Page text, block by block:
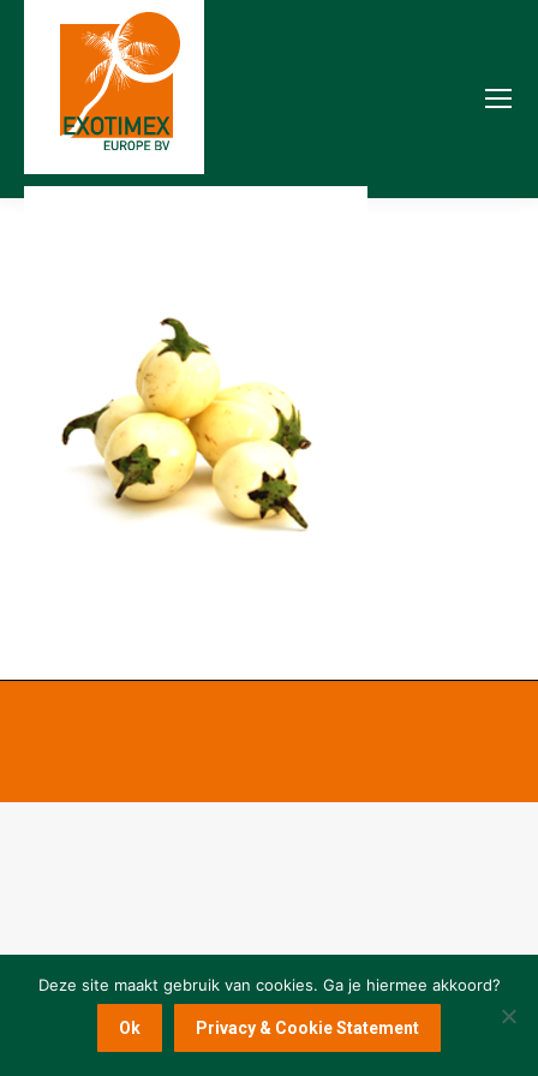
Deze site maakt gebruik van cookies. Ga je hiermee akkoord?
Ok Privacy & Cookie Statement